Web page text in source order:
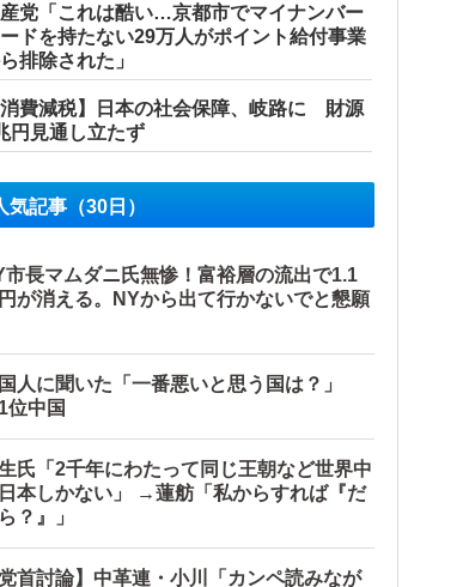
二度と行ってあげない！」←もう来なくて大丈夫で
党「これは酷い…京都市でマイナンバー
ドを持たない29万人がポイント給付事業
排除された」
消費減税】日本の社会保障、岐路に 財源
円見通し立たず
気記事（30日）
市長マムダニ氏無惨！富裕層の流出で1.1
が消える。NYから出て行かないでと懇願
人に聞いた「一番悪いと思う国は？」
位中国
氏「2千年にわたって同じ王朝など世界中
本しかない」 →蓮舫「私からすれば『だ
？』」
党首討論】中革連・小川「カンペ読みなが